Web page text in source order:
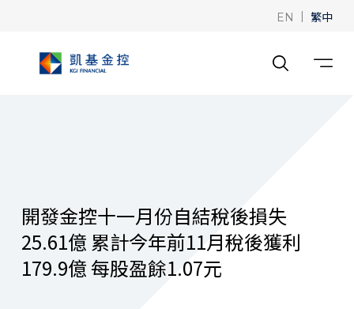
EN | 繁中
開發金控十一月份自結稅後損失
25.61億 累計今年前11月稅後獲利
179.9億 每股盈餘1.07元